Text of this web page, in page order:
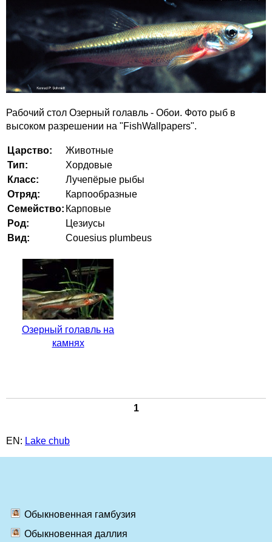
Рабочий стол Озерный голавль - Обои. Фото рыб в
высоком разрешении на "FishWallpapers".
Царство:
Животные
Тип:
Хордовые
Класс:
Лучепёрые рыбы
Отряд:
Карпообразные
Семейство: Карповые
Род:
Цезиусы
Вид:
Couesius plumbeus
Озерный голавль на
камнях
1
EN: Lake chub
Обыкновенная гамбузия
Обыкновенная даллия